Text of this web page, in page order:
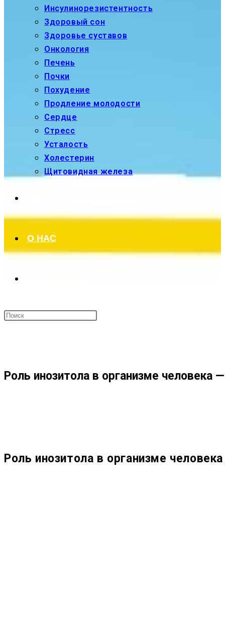
Инсулинорезистентность
Здоровый сон
Здоровье суставов
Онкология
Печень
Почки
Похудение
Продление молодости
Сердце
Стресс
Усталость
Холестерин
Щитовидная железа
О НАС
ПОИСК
Роль инозитола в организме
Роль инозитола в организме